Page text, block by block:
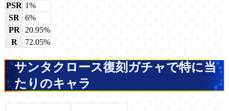
PSR 1%
SR
6%
PR
20.95%
R
72.05%
サンタクロース復刻ガチャで特に当
たりのキャラ